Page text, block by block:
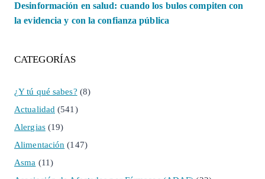
Desinformación en salud: cuando los bulos compiten con
la evidencia y con la confianza pública
CATEGORÍAS
¿Y tú qué sabes? (8)
Actualidad (541)
Alergias(19)
Alimentación (147)
Asma (11)